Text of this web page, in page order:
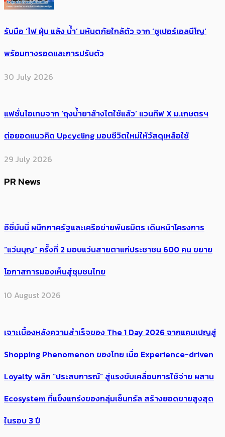
รับมือ ‘ไฟ ฝุ่น แล้ง น้ำ’ มหันตภัยใกล้ตัว จาก ‘ซูเปอร์เอลนีโญ’
พร้อมทางรอดและการปรับตัว
30 July 2026
แฟชั่นไอเทมจาก ‘ถุงน้ำยาล้างไตใช้แล้ว’ แวนทีฟ X ม.เกษตรฯ
ต่อยอดแนวคิด Upcycling มอบชีวิตใหม่ให้วัสดุเหลือใช้
29 July 2026
PR News
อีซี่มันนี่ ผนึกภาครัฐและเครือข่ายพันธมิตร เดินหน้าโครงการ
“แว่นบุญ” ครั้งที่ 2 มอบแว่นสายตาแก่ประชาชน 600 คน ขยาย
โอกาสการมองเห็นสู่ชุมชนไทย
10 August 2026
เจาะเบื้องหลังความสำเร็จของ The 1 Day 2026 จากแคมเปญสู่
Shopping Phenomenon ของไทย เมื่อ Experience-driven
Loyalty พลิก “ประสบการณ์” สู่แรงขับเคลื่อนการใช้จ่าย ผสาน
Ecosystem ที่แข็งแกร่งของกลุ่มเซ็นทรัล สร้างยอดขายสูงสุด
ในรอบ 3 ปี